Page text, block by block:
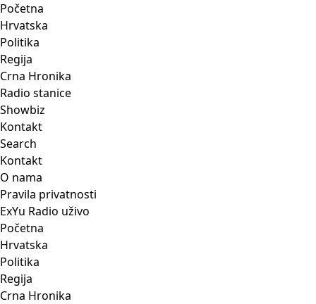
Početna
Hrvatska
Politika
Regija
Crna Hronika
Radio stanice
Showbiz
Kontakt
Search
Kontakt
O nama
Pravila privatnosti
ExYu Radio uživo
Početna
Hrvatska
Politika
Regija
Crna Hronika